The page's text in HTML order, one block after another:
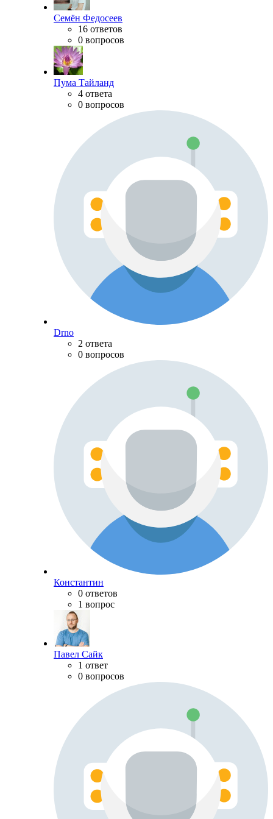
Семён Федосеев
16 ответов
0 вопросов
Пума Тайланд
4 ответа
0 вопросов
Drno
2 ответа
0 вопросов
Константин
0 ответов
1 вопрос
Павел Сайк
1 ответ
0 вопросов